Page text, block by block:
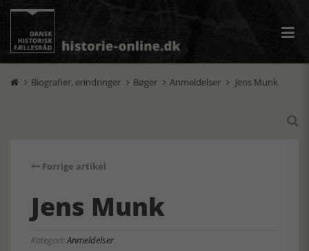
 Biografier, erindringer  Bøger  Anmeldelser  Jens Munk

Forrige artikel
Jens Munk
Kategori:Anmeldelser